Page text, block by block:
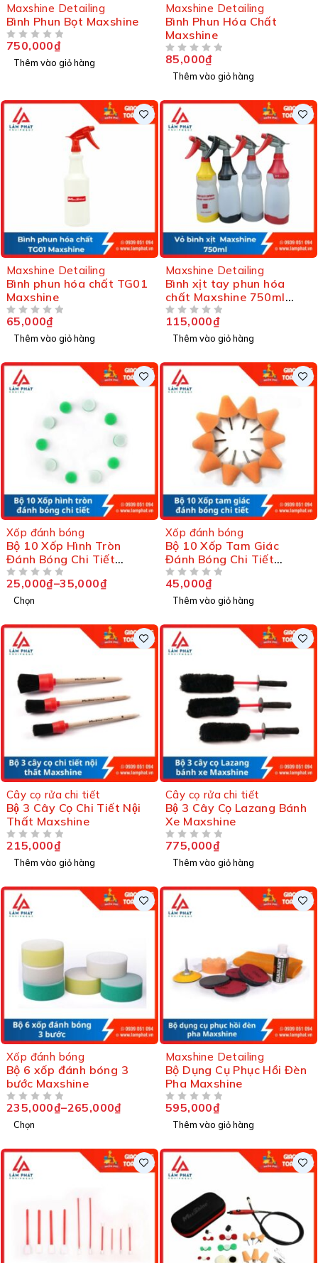
Maxshine Detailing
Bình Phun Bọt Maxshine
750,000₫
Thêm vào giỏ hàng
Maxshine Detailing
Bình Phun Hóa Chất
Maxshine
85,000₫
Thêm vào giỏ hàng
Maxshine Detailing
Bình phun hóa chất TG01
Maxshine
65,000₫
Thêm vào giỏ hàng
Maxshine Detailing
Bình xịt tay phun hóa
chất Maxshine 750ml
chăm sóc vệ sinh ô tô, xe
máy
115,000₫
Thêm vào giỏ hàng
Xốp đánh bóng
Bộ 10 Xốp Hình Tròn
Đánh Bóng Chi Tiết
Maxshine
25,000₫–35,000₫
Chọn
Xốp đánh bóng
Bộ 10 Xốp Tam Giác
Đánh Bóng Chi Tiết
Maxshine
45,000₫
Thêm vào giỏ hàng
Cây cọ rửa chi tiết
Bộ 3 Cây Cọ Chi Tiết Nội
Thất Maxshine
215,000₫
Thêm vào giỏ hàng
Cây cọ rửa chi tiết
Bộ 3 Cây Cọ Lazang Bánh
Xe Maxshine
775,000₫
Thêm vào giỏ hàng
Xốp đánh bóng
Bộ 6 xốp đánh bóng 3
bước Maxshine
235,000₫–265,000₫
Chọn
Maxshine Detailing
Bộ Dụng Cụ Phục Hồi Đèn
Pha Maxshine
595,000₫
Thêm vào giỏ hàng